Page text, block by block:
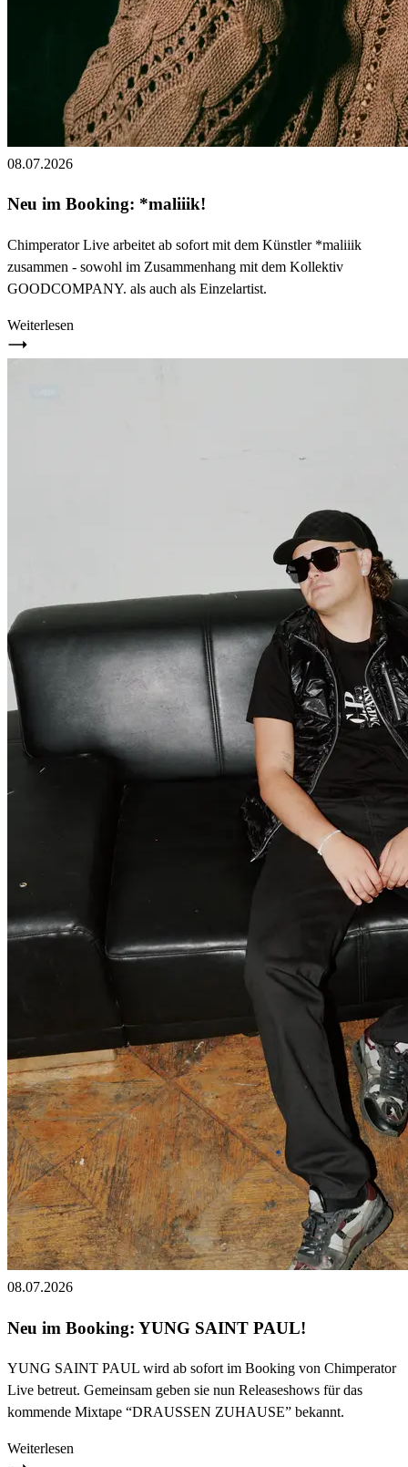
08.07.2026
Neu im Booking: *maliiik!
Chimperator Live arbeitet ab sofort mit dem Künstler *maliiik
zusammen - sowohl im Zusammenhang mit dem Kollektiv
GOODCOMPANY. als auch als Einzelartist.
Weiterlesen
08.07.2026
Neu im Booking: YUNG SAINT PAUL!
YUNG SAINT PAUL wird ab sofort im Booking von Chimperator
Live betreut. Gemeinsam geben sie nun Releaseshows für das
kommende Mixtape “DRAUSSEN ZUHAUSE” bekannt.
Weiterlesen